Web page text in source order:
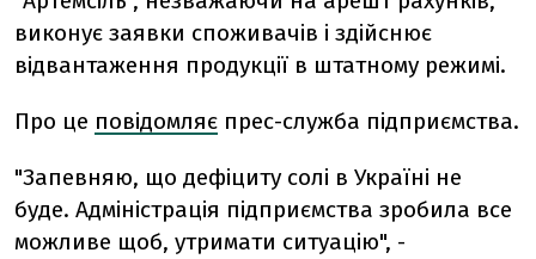
виконує заявки споживачів і здійснює
відвантаження продукції в штатному режимі.
Про це повідомляє прес-служба підприємства.
"Запевняю, що дефіциту солі в Україні не
буде. Адміністрація підприємства зробила все
можливе щоб, утримати ситуацію", -